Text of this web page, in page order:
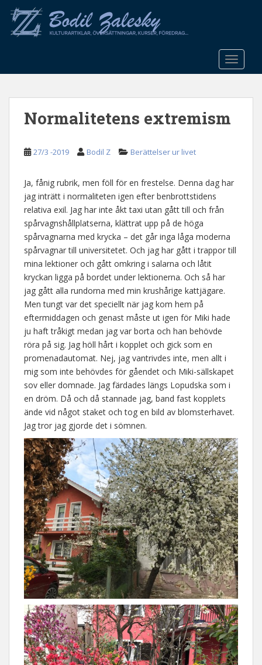
o
Normalitetens extremism
27/3 -2019 Bodil Z Berättelser ur livet
Ja, fånig rubrik, men föll för en frestelse. Denna dag har
jag inträtt i normaliteten igen efter benbrottstidens
relativa exil. Jag har inte åkt taxi utan gått till och från
spårvagnshållplatserna, klättrat upp på de höga
spårvagnarna med krycka – det går inga låga moderna
spårvagnar till universitetet. Och jag har gått i trappor till
mina lektioner och gått omkring i salarna och låtit
kryckan ligga på bordet under lektionerna. Och så har
jag gått alla rundorna med min krushårige kattjägare.
Men tungt var det speciellt när jag kom hem på
eftermiddagen och genast måste ut igen för Miki hade
ju haft tråkigt medan jag var borta och han behövde
röra på sig. Jag höll hårt i kopplet och gick som en
promenadautomat. Nej, jag vantrivdes inte, men allt i
mig som inte behövdes för gåendet och Miki-sällskapet
sov eller domnade. Jag färdades längs Lopudska som i
en dröm. Då och då stannade jag, band fast kopplets
ände vid något staket och tog en bild av blomsterhavet.
Jag tror jag gjorde det i sömnen.